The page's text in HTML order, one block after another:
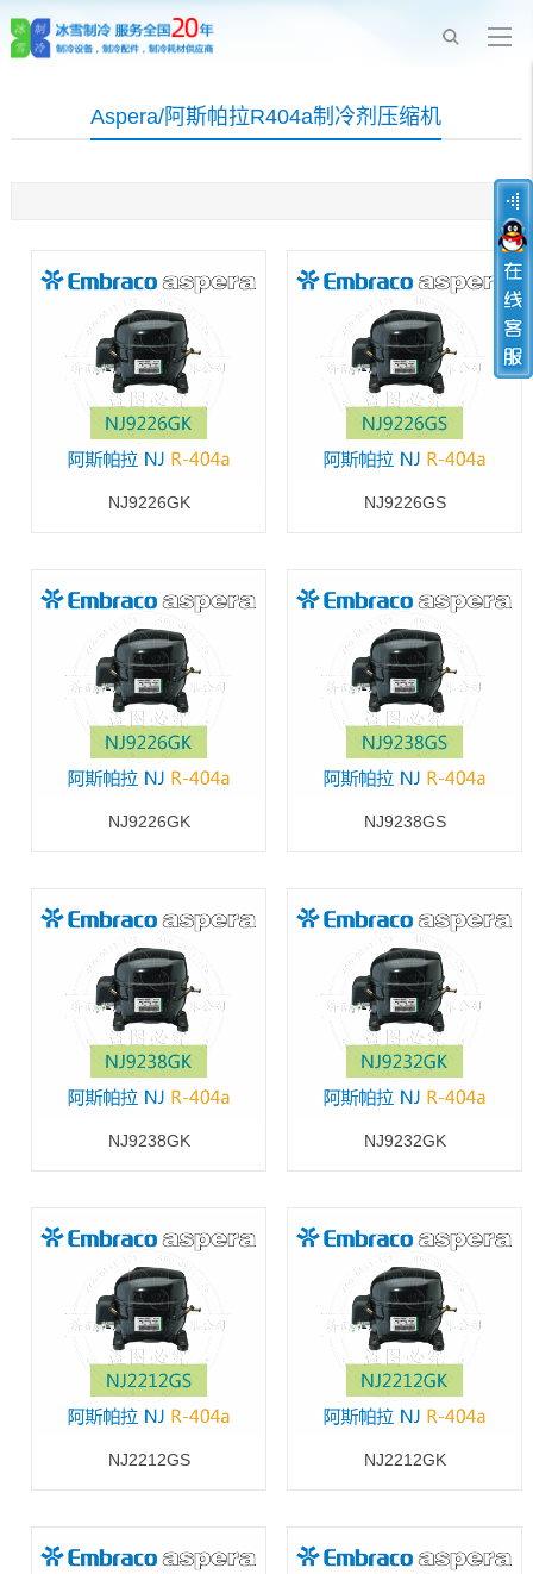
Aspera/阿斯帕拉R404a制冷剂压缩机
NJ9226GK NJ9226GS
NJ9226GK NJ9238GS
NJ9238GK NJ9232GK
NJ2212GS NJ2212GK